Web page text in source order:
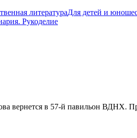
литератураДля детей и
Рукоделие
вернется в 57-й павильон ВДНХ.